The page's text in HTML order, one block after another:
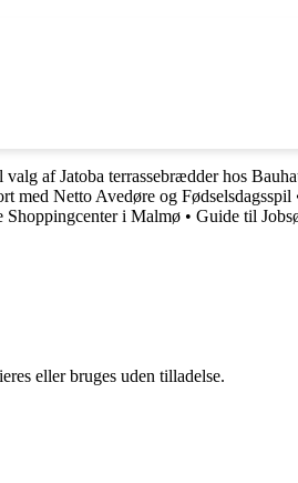
af Jatoba terrassebrædder hos
med Netto Avedøre og Fødselsdagsspil
Shoppingcenter i Malmø • Guide til
eller bruges uden tilladelse.